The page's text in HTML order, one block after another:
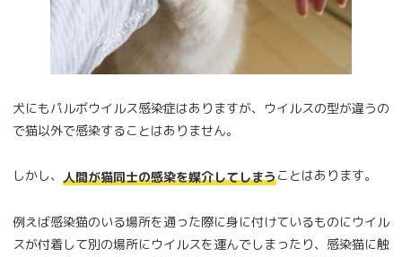
犬にもパルボウイルス感染症はありますが、ウイルスの型が違うの
で猫以外で感染することはありません。
しかし、 人間が猫同士の感染を媒介してしまうことはあります。
例えば感染猫のいる場所を通った際に身に付けているものにウイル
スが付着して別の場所にウイルスを運んでしまったり、感染猫に触